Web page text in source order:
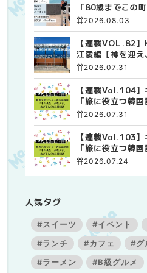
「80歳までこの
い」 標津高校で踏
私らしい生き方
2026.08.03
【連載VOL.82
江陵編【神を迎え
時間 ― 江陵端午
2026.07.31
【連載Vol.104】
「旅に役立つ韓
尾について その4
2026.07.31
【連載Vol.103】
「旅に役立つ韓
尾について その3
2026.07.24
人気タグ
#スイーツ #イベント
#ランチ
#カフェ
#グ
#ラーメン
#B級グルメ